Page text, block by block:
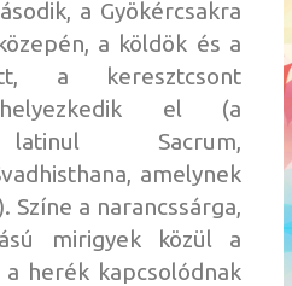
a Gyökércsakra
a köldök és a
a keresztcsont
helyezkedik el (a
latinul Sacrum,
, amelynek
Színe a narancssárga,
mirigyek közül a
herék kapcsolódnak